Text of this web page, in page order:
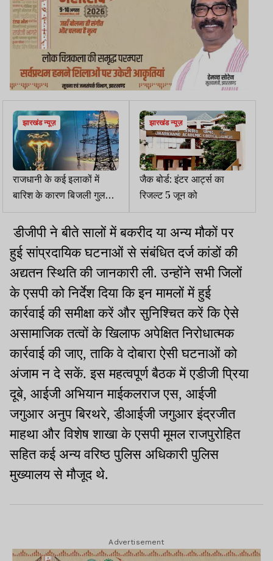
झारखंड न्यूज़
राजधानी के कई इलाकों में
बारिश के कारण बिजली गुल
रही
झारखंड न्यूज़
जैक बोर्ड: इंटर आर्ट्स का
रिजल्ट 5 जून को
डीजीपी ने बीते सालों में बकरीद या अन्य मौकों पर
हुई सांप्रदायिक घटनाओं से संबंधित दर्ज कांडों की
अद्यतन स्थिति की जानकारी ली. उन्होंने सभी जिलों
के एसपी को निर्देश दिया कि इन मामलों में हुई
कार्रवाई की समीक्षा करें और सुनिश्चित करें कि ऐसे
असामाजिक तत्वों के खिलाफ अपेक्षित निरोधात्मक
कार्रवाई की जाए, ताकि वे दोबारा ऐसी घटनाओं को
अंजाम न दे सकें. इस महत्वपूर्ण बैठक में एडीजी प्रिया
दूबे, आईजी अभियान माईकलराज एस, आईजी
जगुआर अनुप बिरथरे, डीआईजी जगुआर इंद्रजीत
माहथा और विशेष शाखा के एसपी मूमल राजपुरोहित
सहित कई अन्य वरिष्ठ पुलिस अधिकारी पुलिस
मुख्यालय से मौजूद थे.
Advertisement